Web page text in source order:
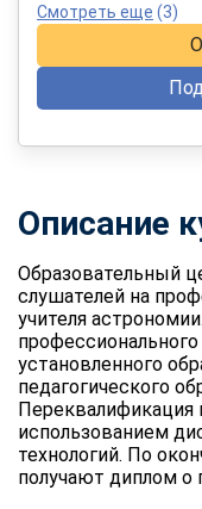
Смотреть еще (3)
Описание
Образовательный
слушателей на
учителя
установленного
педагогического
Переквалификация
использованием
технологий. По
получают диплом о